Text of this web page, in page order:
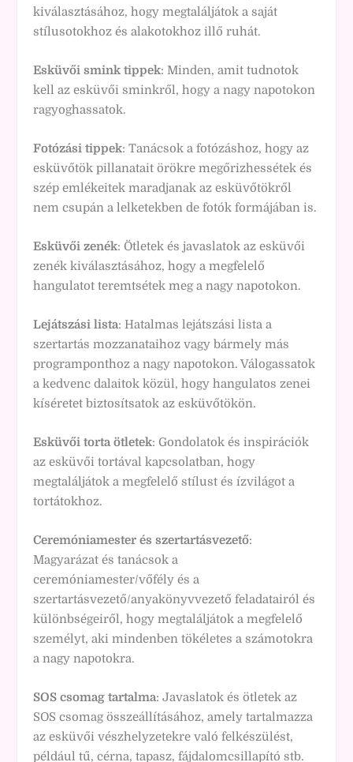
kiválasztásához, hogy megtaláljátok a saját
stílusotokhoz és alakotokhoz illő ruhát.
Esküvői smink tippek: Minden, amit tudnotok
kell az esküvői sminkről, hogy a nagy napotokon
ragyoghassatok.
Fotózási tippek: Tanácsok a fotózáshoz, hogy az
esküvőtök pillanatait örökre megőrizhessétek és
szép emlékeitek maradjanak az esküvőtökről
nem csupán a lelketekben de fotók formájában is.
Esküvői zenék: Ötletek és javaslatok az esküvői
zenék kiválasztásához, hogy a megfelelő
hangulatot teremtsétek meg a nagy napotokon.
Lejátszási lista: Hatalmas lejátszási lista a
szertartás mozzanataihoz vagy bármely más
programponthoz a nagy napotokon. Válogassatok
a kedvenc dalaitok közül, hogy hangulatos zenei
kíséretet biztosítsatok az esküvőtökön.
Esküvői torta ötletek: Gondolatok és inspirációk
az esküvői tortával kapcsolatban, hogy
megtaláljátok a megfelelő stílust és ízvilágot a
tortátokhoz.
Ceremóniamester és szertartásvezető:
Magyarázat és tanácsok a
ceremóniamester/vőfély és a
szertartásvezető/anyakönyvvezető feladatairól és
különbségeiről, hogy megtaláljátok a megfelelő
személyt, aki mindenben tökéletes a számotokra
a nagy napotokra.
SOS csomag tartalma: Javaslatok és ötletek az
SOS csomag összeállításához, amely tartalmazza
az esküvői vészhelyzetekre való felkészülést,
például tű, cérna, tapasz, fájdalomcsillapító stb.